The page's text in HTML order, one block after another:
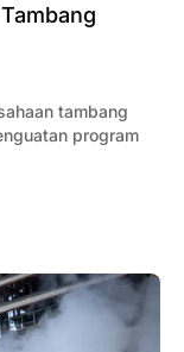
tambang
program